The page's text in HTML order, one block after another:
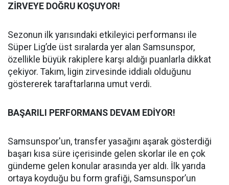
ZİRVEYE DOĞRU KOŞUYOR!
Sezonun ilk yarısındaki etkileyici performansı ile
Süper Lig’de üst sıralarda yer alan Samsunspor,
özellikle büyük rakiplere karşı aldığı puanlarla dikkat
çekiyor. Takım, ligin zirvesinde iddialı olduğunu
göstererek taraftarlarına umut verdi.
BAŞARILI PERFORMANS DEVAM EDİYOR!
Samsunspor'un, transfer yasağını aşarak gösterdiği
başarı kısa süre içerisinde gelen skorlar ile en çok
gündeme gelen konular arasında yer aldı. İlk yarıda
ortaya koyduğu bu form grafiği, Samsunspor’un